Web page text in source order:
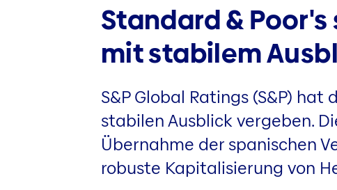
Standard &
mit stabilem
S&P Global Ratings (S&P)
stabilen Ausblick vergeben.
Übernahme der spanischen
robuste Kapitalisierung von